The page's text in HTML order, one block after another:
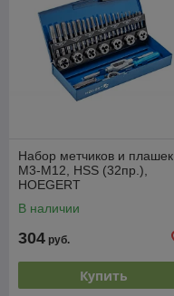
Набор метчиков и плашек
M3-M12, HSS (32пр.),
HOEGERT
В наличии
304 руб.
Купить